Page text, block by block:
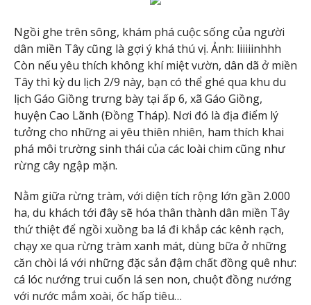
Ngồi ghe trên sông, khám phá cuộc sống của người
dân miền Tây cũng là gợi ý khá thú vị. Ảnh: liiiiinhhh
Còn nếu yêu thích không khí miệt vườn, dân dã ở miền
Tây thì kỳ du lịch 2/9 này, bạn có thể ghé qua khu du
lịch Gáo Giồng trưng bày tại ấp 6, xã Gáo Giồng,
huyện Cao Lãnh (Đồng Tháp). Nơi đó là địa điểm lý
tưởng cho những ai yêu thiên nhiên, ham thích khai
phá môi trường sinh thái của các loài chim cũng như
rừng cây ngập mặn.
Nằm giữa rừng tràm, với diện tích rộng lớn gần 2.000
ha, du khách tới đây sẽ hóa thân thành dân miền Tây
thứ thiệt để ngồi xuồng ba lá đi khắp các kênh rạch,
chạy xe qua rừng tràm xanh mát, dùng bữa ở những
căn chòi lá với những đặc sản đậm chất đồng quê như:
cá lóc nướng trui cuốn lá sen non, chuột đồng nướng
với nước mắm xoài, ốc hấp tiêu…